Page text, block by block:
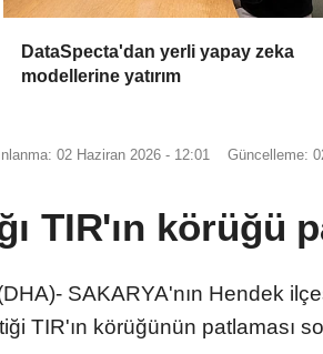
DataSpecta'dan yerli yapay zeka
modellerine yatırım
02 Haziran 2026 - 12:01 Güncelleme:
TIR'ın körüğü
SAKARYA'nın Hendek
TIR'ın körüğünün patlaması